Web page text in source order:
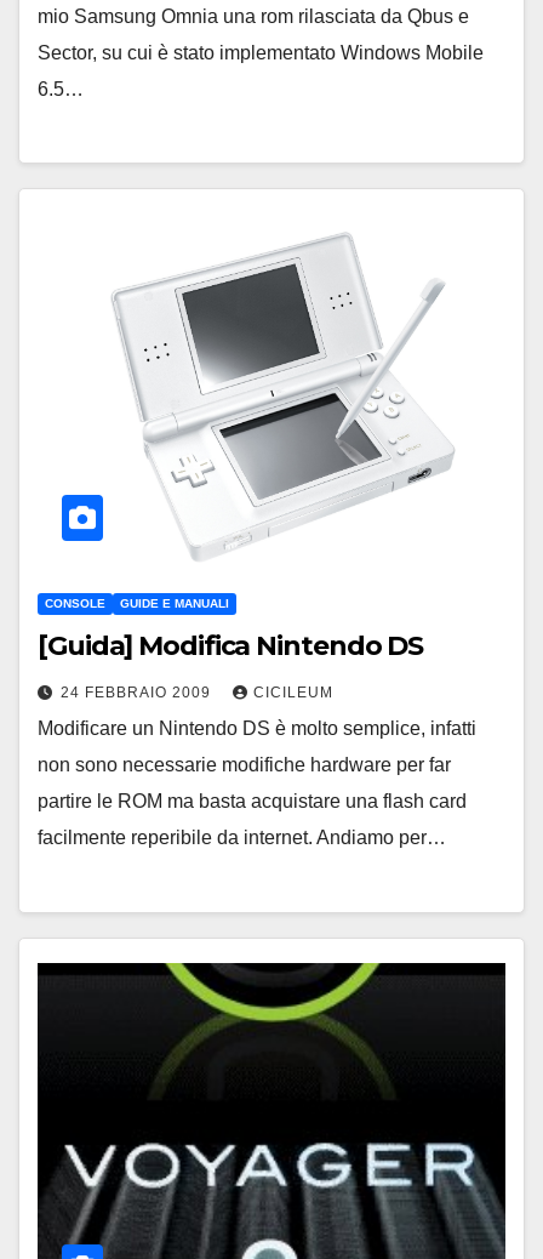
mio Samsung Omnia una rom rilasciata da Qbus e
Sector, su cui è stato implementato Windows Mobile
6.5…
CONSOLE GUIDE E MANUALI
[Guida] Modifica Nintendo DS
24 FEBBRAIO 2009 CICILEUM
Modificare un Nintendo DS è molto semplice, infatti
non sono necessarie modifiche hardware per far
partire le ROM ma basta acquistare una flash card
facilmente reperibile da internet. Andiamo per…